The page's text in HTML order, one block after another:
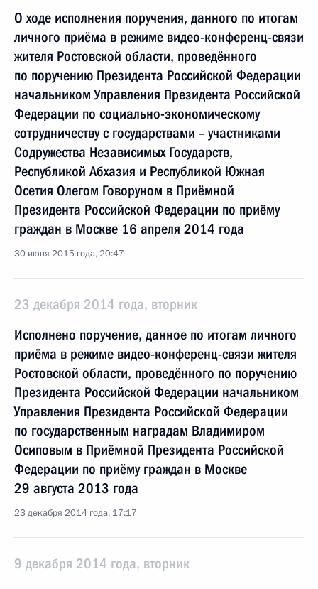
О ходе исполнения поручения, данного по итогам
личного приёма в режиме видео-конференц-связи
жителя Ростовской области, проведённого
по поручению Президента Российской Федерации
начальником Управления Президента Российской
Федерации по социально-экономическому
сотрудничеству с государствами – участниками
Содружества Независимых Государств,
Республикой Абхазия и Республикой Южная
Осетия Олегом Говоруном в Приёмной
Президента Российской Федерации по приёму
граждан в Москве 16 апреля 2014 года
30 июня 2015 года, 20:47
23 декабря 2014 года, вторник
Исполнено поручение, данное по итогам личного
приёма в режиме видео-конференц-связи жителя
Ростовской области, проведённого по поручению
Президента Российской Федерации начальником
Управления Президента Российской Федерации
по государственным наградам Владимиром
Осиповым в Приёмной Президента Российской
Федерации по приёму граждан в Москве
29 августа 2013 года
23 декабря 2014 года, 17:17
9 декабря 2014 года, вторник